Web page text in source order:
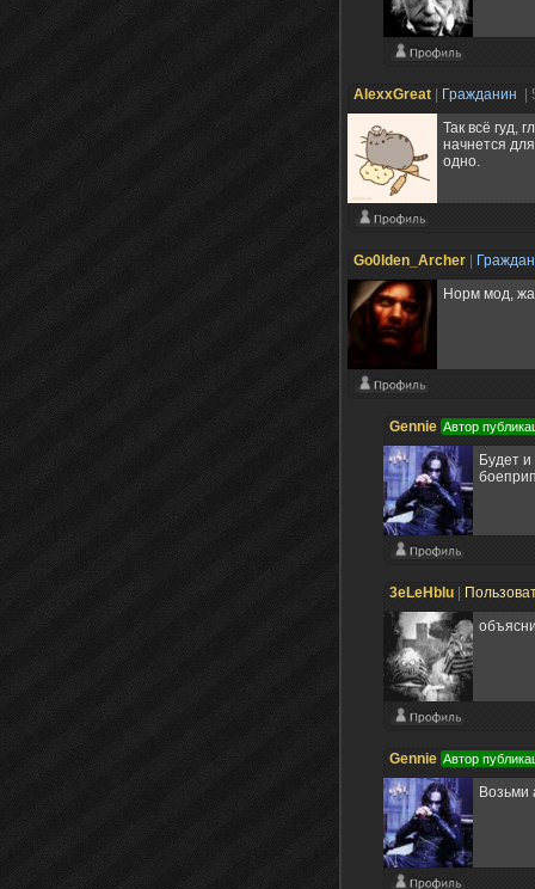
AlexxGreat Гражданин
Так всё гуд,
начнется
одно.
Go0lden_Archer
Норм мод,
Gennie Автор
Будет
3eLeHblu
Gennie Автор
Возьми